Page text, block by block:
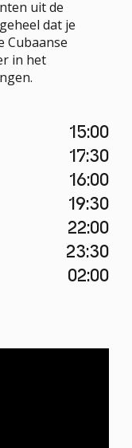
uit de
dat je
Cubaanse
in het
15:00
17:30
16:00
19:30
22:00
23:30
02:00